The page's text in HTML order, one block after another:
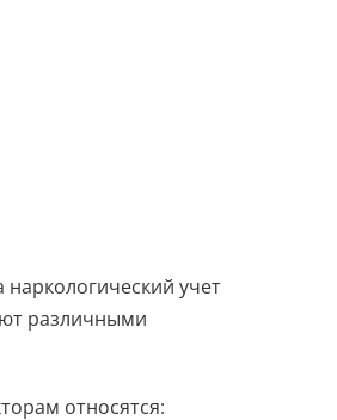
учет
различными
относятся: